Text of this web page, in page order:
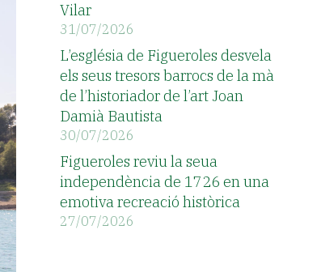
Vilar
31/07/2026
L’església de Figueroles desvela
els seus tresors barrocs de la mà
de l’historiador de l’art Joan
Damià Bautista
30/07/2026
Figueroles reviu la seua
independència de 1726 en una
emotiva recreació històrica
27/07/2026